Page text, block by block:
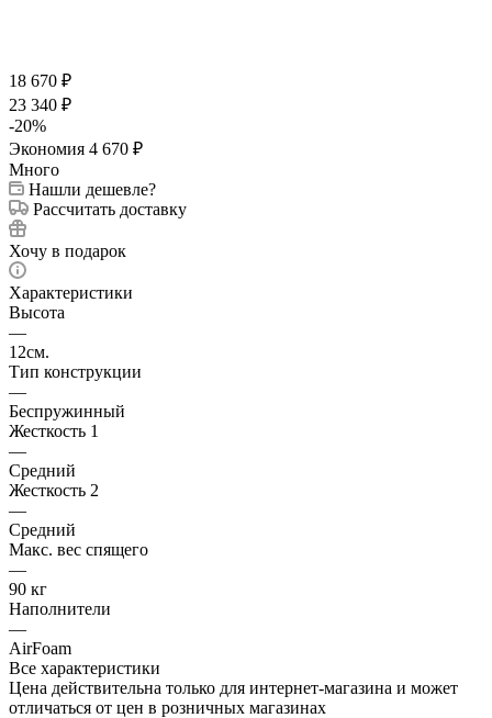
18 670 ₽
23 340 ₽
-20%
Экономия 4 670 ₽
Много
Нашли дешевле?
Рассчитать доставку
Хочу в подарок
Характеристики
Высота
—
12см.
Тип конструкции
—
Беспружинный
Жесткость 1
—
Средний
Жесткость 2
—
Средний
Макс. вес спящего
—
90 кг
Наполнители
—
AirFoam
Все характеристики
Цена действительна только для интернет-магазина и может
отличаться от цен в розничных магазинах